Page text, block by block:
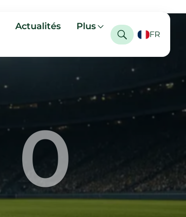
Actualités Plus
FR
0